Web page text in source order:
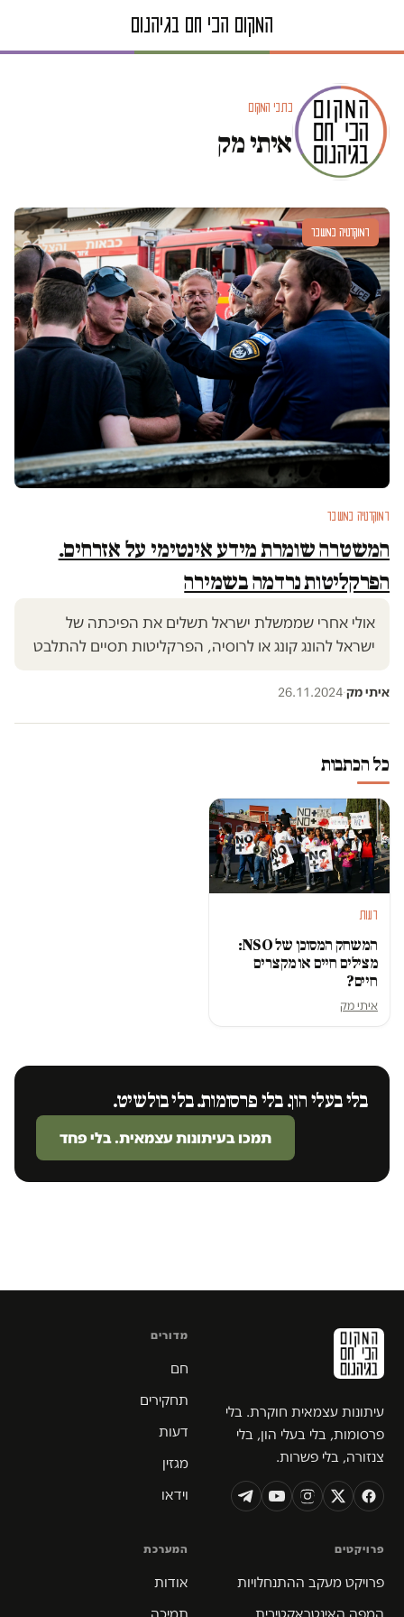
כתבי המקום
איתי מק
דמוקרטיה במשבר
דמוקרטיה במשבר
המשטרה שומרת מידע אינטימי על אזרחים.
הפרקליטות נרדמה בשמירה
אולי אחרי שממשלת ישראל תשלים את הפיכתה של
ישראל להונג קונג או לרוסיה, הפרקליטות תסיים להתלבט
איתי מק·
26.11.2024
כל הכתבות
דעות
המשחק המסוכן של NSO:
מצילים חיים או מקצרים
חיים?
איתי מק
בלי בעלי הון. בלי פרסומות. בלי בולשיט.
תמכו בעיתונות עצמאית. בלי פחד
עיתונות עצמאית חוקרת. בלי
פרסומות, בלי בעלי הון, בלי
צנזורה, בלי פשרות.
מדורים
חם
תחקירים
דעות
מגזין
וידאו
פרויקטים
פרויקט מעקב ההתנחלויות
המפה האינטראקטיבית
המערכת
אודות
תמיכה